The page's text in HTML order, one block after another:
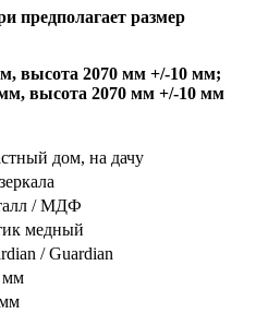
предполагает размер
высота 2070 мм +/-10 мм;
высота 2070 мм +/-10 мм
дом, на дачу
/ МДФ
медный
/ Guardian
мм